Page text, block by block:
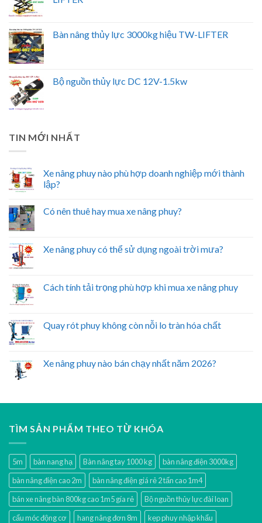
Bàn nâng thủy lực 3000kg hiệu TW-LIFTER
Bộ nguồn thủy lực DC 12V-1.5kw
TIN MỚI NHẤT
Xe nâng phuy nào phù hợp doanh nghiệp mới thành
lập?
Có nên thuê hay mua xe nâng phuy?
Xe nâng phuy có thể sử dụng ngoài trời mưa?
Cách tính tải trọng phù hợp khi mua xe nâng phuy
Quay rót phuy không còn nỗi lo tràn hóa chất
Xe nâng phuy nào bán chạy nhất năm 2026?
TÌM SẢN PHẨM THEO TỪ KHÓA
5m bàn nang hạ Bàn nâng tay 1000 kg
bàn nâng điện 3000kg
bàn nâng điện cao 2m
bàn nâng điện giá rẻ 2 tấn cao 1m4
bán xe nâng bàn 800kg cao 1m5 gía rẻ
Bộ nguồn thủy lực đài loan
cẩu móc động cơ
hang nâng đơn 8m
kẹp phuy nhập khẩu